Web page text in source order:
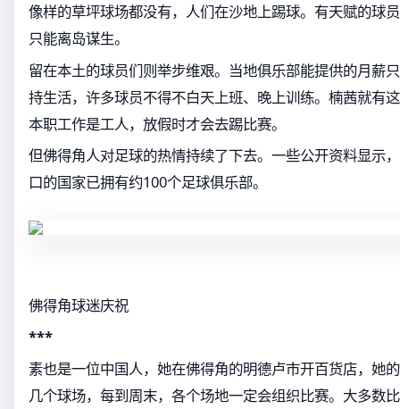
像样的草坪球场都没有，人们在沙地上踢球。有天赋的球
只能离岛谋生。
留在本土的球员们则举步维艰。当地俱乐部能提供的月薪
持生活，许多球员不得不白天上班、晚上训练。楠茜就有
本职工作是工人，放假时才会去踢比赛。
但佛得角人对足球的热情持续了下去。一些公开资料显示
口的国家已拥有约100个足球俱乐部。
佛得角球迷庆祝
***
素也是一位中国人，她在佛得角的明德卢市开百货店，她
几个球场，每到周末，各个场地一定会组织比赛。大多数